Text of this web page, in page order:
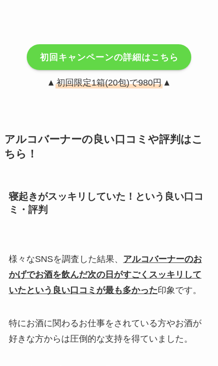
初回キャンペーンの詳細はこちら
▲ 初回限定1箱(20包)で980円 ▲
アルコバーナーの良い口コミや評判はこ
ちら！
寝起きがスッキリしていた！という良い口コ
ミ・評判
様々なSNSを調査した結果、 アルコバーナーのお
かげでお酒を飲んだ次の日がすごくスッキリして
いた という良い口コミが最も多かった印象です。
特にお酒に関わるお仕事をされている方やお酒が
好きな方からは圧倒的な支持を得ていました。